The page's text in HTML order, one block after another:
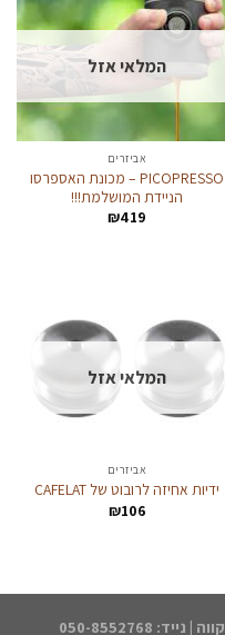
המלאי אזל
אביזרים
PICOPRESSO – מכונת האספרסו
הניידת המושלמת!!!
₪419
המלאי אזל
אביזרים
ידיות אחיזה לרובוט של CAFELAT
₪106